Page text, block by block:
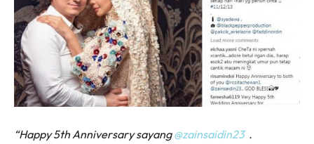
“Happy 5th Anniversary sayang@zainsaidin23.